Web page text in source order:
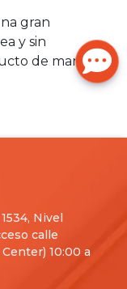
gran
y sin
de marca
Nivel
calle
10:00 a